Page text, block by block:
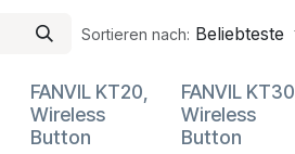
Sortieren nach: Beliebteste
FANVIL KT20,
Wireless
Button
FANVIL KT30,
Wireless
Button